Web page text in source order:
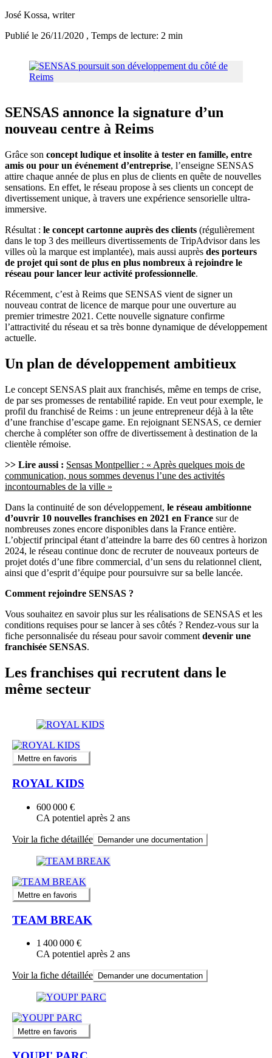
José Kossa, writer
Publié le 26/11/2020 , Temps de lecture: 2 min
SENSAS annonce la signature d’un
nouveau centre à Reims
Grâce son concept ludique et insolite à tester en famille, entre
amis ou pour un événement d’entreprise, l’enseigne SENSAS
attire chaque année de plus en plus de clients en quête de nouvelles
sensations. En effet, le réseau propose à ses clients un concept de
divertissement unique, à travers une expérience sensorielle ultra-
immersive.
Résultat : le concept cartonne auprès des clients (régulièrement
dans le top 3 des meilleurs divertissements de TripAdvisor dans les
villes où la marque est implantée), mais aussi auprès des porteurs
de projet qui sont de plus en plus nombreux à rejoindre le
réseau pour lancer leur activité professionnelle.
Récemment, c’est à Reims que SENSAS vient de signer un
nouveau contrat de licence de marque pour une ouverture au
premier trimestre 2021. Cette nouvelle signature confirme
l’attractivité du réseau et sa très bonne dynamique de développement
actuelle.
Un plan de développement ambitieux
Le concept SENSAS plait aux franchisés, même en temps de crise,
de par ses promesses de rentabilité rapide. En veut pour exemple, le
profil du franchisé de Reims : un jeune entrepreneur déjà à la tête
d’une franchise d’escape game. En rejoignant SENSAS, ce dernier
cherche à compléter son offre de divertissement à destination de la
clientèle rémoise.
>> Lire aussi : Sensas Montpellier : « Après quelques mois de
communication, nous sommes devenus l’une des activités
incontournables de la ville »
Dans la continuité de son développement, le réseau ambitionne
d’ouvrir 10 nouvelles franchises en 2021 en France sur de
nombreuses zones encore disponibles dans la France entière.
L’objectif principal étant d’atteindre la barre des 60 centres à horizon
2024, le réseau continue donc de recruter de nouveaux porteurs de
projet dotés d’une fibre commercial, d’un sens du relationnel client,
ainsi que d’esprit d’équipe pour poursuivre sur sa belle lancée.
Comment rejoindre SENSAS ?
Vous souhaitez en savoir plus sur les réalisations de SENSAS et les
conditions requises pour se lancer à ses côtés ? Rendez-vous sur la
fiche personnalisée du réseau pour savoir comment devenir une
franchisée SENSAS.
Les franchises qui recrutent dans le
même secteur
Mettre en favoris
ROYAL KIDS
600 000 €
CA potentiel après 2 ans
Voir la fiche détaillée Demander une documentation
Mettre en favoris
TEAM BREAK
1 400 000 €
CA potentiel après 2 ans
Voir la fiche détaillée Demander une documentation
Mettre en favoris